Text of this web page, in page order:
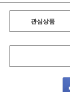
관심상품